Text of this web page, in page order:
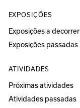
EXPOSIÇÕES
Exposições a decorrer
Exposições passadas
ATIVIDADES
Próximas atividades
Atividades passadas